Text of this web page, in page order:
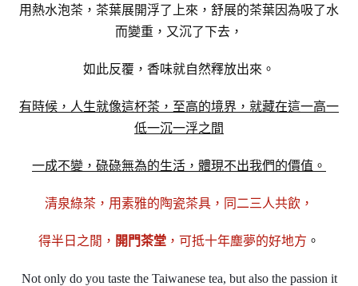
用熱水泡茶，茶葉展開浮了上來，舒展的茶葉因為吸了水
而變重，又沉了下去，
如此反覆，香味就自然釋放出來。
有時候，人生就像這杯茶，至高的境界，就藏在這一高一
低一沉一浮之間
一成不變，碌碌無為的生活，體現不出我們的價值。
清泉綠茶，用素雅的陶瓷茶具，同二三人共飲，
得半日之閒， 開門茶堂 ，可抵十年塵夢的好地方 。
Not only do you taste the Taiwanese tea, but also the passion it